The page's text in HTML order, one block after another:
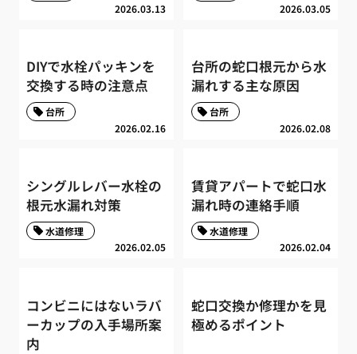
2026.03.13 2026.03.05
DIYで水栓パッキンを
交換する時の注意点
2026.02.16
台所
台所の蛇口根元から水
漏れする主な原因
2026.02.08
台所
シングルレバー水栓の
根元水漏れ対策
2026.02.05
水道修理
賃貸アパートで蛇口水
漏れ時の連絡手順
2026.02.04
水道修理
コンビニにはないラバ
ーカップの入手場所案
内
蛇口交換か修理かを見
極めるポイント